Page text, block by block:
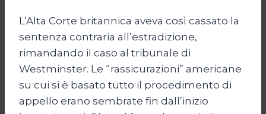
L’Alta Corte britannica aveva così cassato la
sentenza contraria all’estradizione,
rimandando il caso al tribunale di
Westminster. Le “rassicurazioni” americane
su cui si è basato tutto il procedimento di
appello erano sembrate fin dall’inizio